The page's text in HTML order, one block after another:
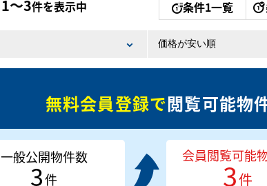
1〜3件を表示中 条件1一覧
無料会員登録で閲覧可能物
一般公開物件数
3件
会員閲覧可能
3件